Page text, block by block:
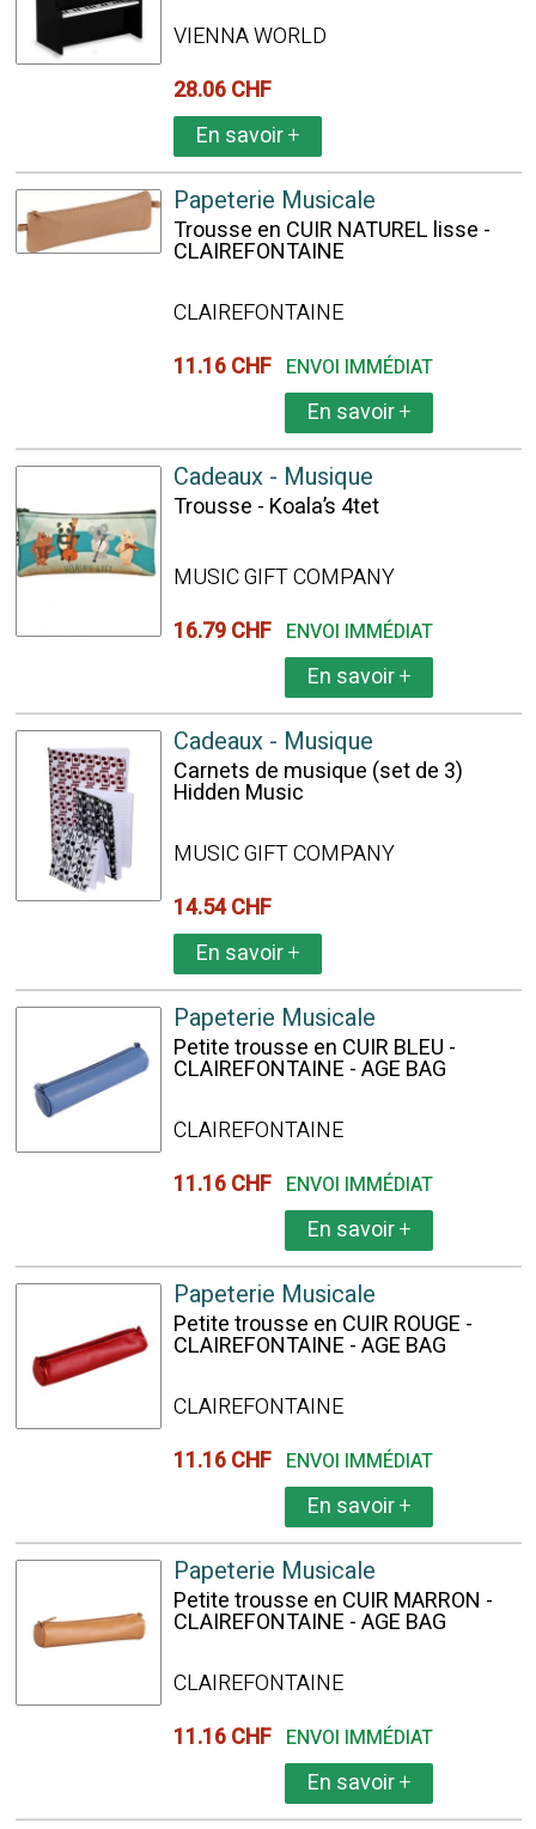
VIENNA WORLD
28.06 CHF
En savoir+
Papeterie Musicale
Trousse en CUIR NATUREL lisse -
CLAIREFONTAINE
CLAIREFONTAINE
11.16 CHF ENVOI IMMÉDIAT
En savoir+
Cadeaux - Musique
Trousse - Koala’s 4tet
MUSIC GIFT COMPANY
16.79 CHF ENVOI IMMÉDIAT
En savoir+
Cadeaux - Musique
Carnets de musique (set de 3)
Hidden Music
MUSIC GIFT COMPANY
14.54 CHF
En savoir+
Papeterie Musicale
Petite trousse en CUIR BLEU -
CLAIREFONTAINE - AGE BAG
CLAIREFONTAINE
11.16 CHF ENVOI IMMÉDIAT
En savoir+
Papeterie Musicale
Petite trousse en CUIR ROUGE -
CLAIREFONTAINE - AGE BAG
CLAIREFONTAINE
11.16 CHF ENVOI IMMÉDIAT
En savoir+
Papeterie Musicale
Petite trousse en CUIR MARRON -
CLAIREFONTAINE - AGE BAG
CLAIREFONTAINE
11.16 CHF ENVOI IMMÉDIAT
En savoir+